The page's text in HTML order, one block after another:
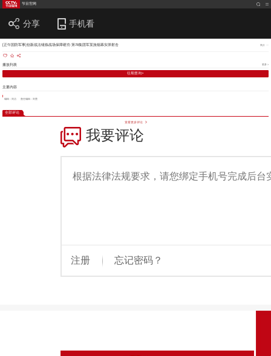
节目官网
分享 手机看
[正午国防军事]创新战法锤炼战场保障硬功 第78集团军某旅烟幕实弹射击 简介
播放列表 更多 >
往期查询>
主要内容
编辑：刘洁 责任编辑：刘慧
全部评论
查看更多评论